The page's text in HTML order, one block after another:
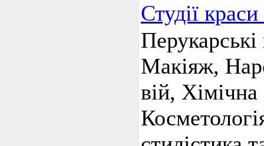
Студії
Макіяж,
вій, Хімічна